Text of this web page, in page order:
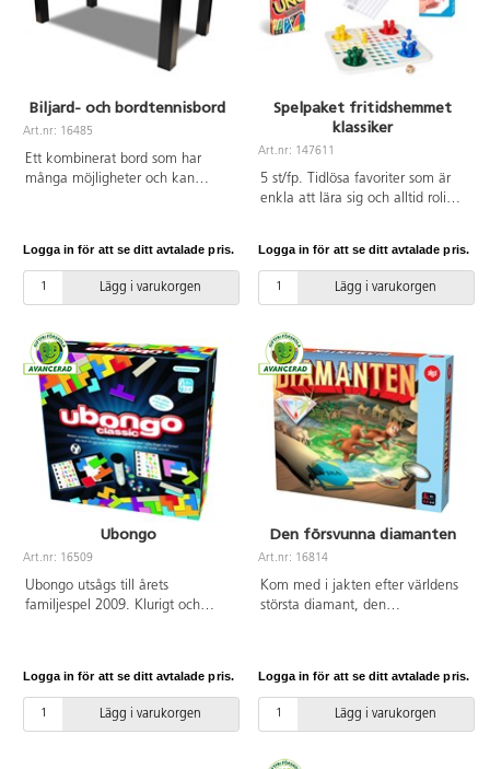
Biljard- och bordtennisbord
Art.nr: 16485
Ett kombinerat bord som har
många möjligheter och kan
skolor och fritidshem.
Biljardbollar, 2 köer 140 cm,
triangel, kritor, borste,
med stolpar och 2
bordtennisracketar ingår. Mått:
B101xL184xH80 cm. Spelyta
biljard 168x87 cm, bordtennis
184x101 cm. PVC-fri. Levereras
omonterat. Från 7 år.
Logga in för att se ditt avtalade pris.
Lägg i varukorgen
Spelpaket fritidshemmet
klassiker
Art.nr: 147611
5 st/fp. Tidlösa favoriter som är
enkla att lära sig och alltid roliga
72348, Fiaspel 53101, Yatzy
Logga in för att se ditt avtalade pris.
Lägg i varukorgen
Ubongo
Art.nr: 16509
Ubongo utsågs till årets
familjespel 2009. Klurigt och
kluriga pusslet vinner juveler. När
spelet är slut, vinner den spelare
med flest juveler i samma färg.
Logga in för att se ditt avtalade pris.
Lägg i varukorgen
Den försvunna diamanten
Art.nr: 16814
Kom med i jakten efter världens
största diamant, den
spelare. Speltid ca 30-60 min.
PVC-fri. Från 6 år.
Logga in för att se ditt avtalade pris.
Lägg i varukorgen